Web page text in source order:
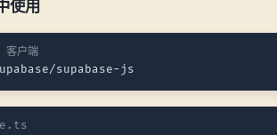
使用
户端